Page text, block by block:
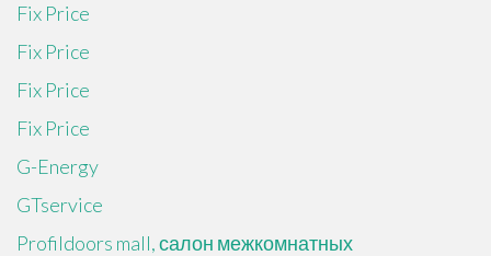
Fix Price
Fix Price
Fix Price
Fix Price
G-Energy
GTservice
Profildoors mall, салон межкомнатных